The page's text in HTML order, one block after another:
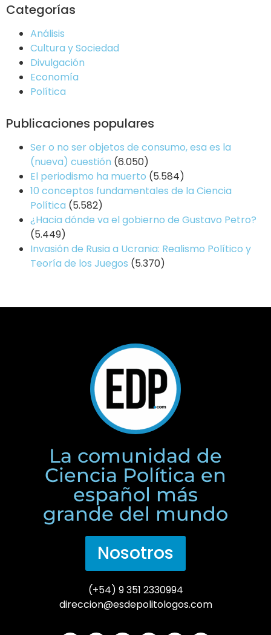
Categorías
Análisis
Cultura y Sociedad
Divulgación
Economía
Política
Publicaciones populares
Ser o no ser objetos de consumo, esa es la
(nueva) cuestión (6.050)
El periodismo ha muerto (5.584)
10 conceptos fundamentales de la Ciencia
Política (5.582)
¿Hacia dónde va el gobierno de Gustavo Petro?
(5.449)
Invasión de Rusia a Ucrania: Realismo Político y
Teoría de los Juegos (5.370)
La comunidad de
Ciencia Política en
español más
grande del mundo
Nosotros
(+54) 9 351 2330994
direccion@esdepolitologos.com